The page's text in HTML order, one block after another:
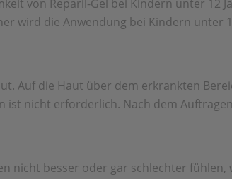
von Reparil-Gel bei Kindern unter 12
wird die Anwendung bei Kindern unter
Auf die Haut über dem erkrankten
ist nicht erforderlich. Nach dem
nicht besser oder gar schlechter fühlen,